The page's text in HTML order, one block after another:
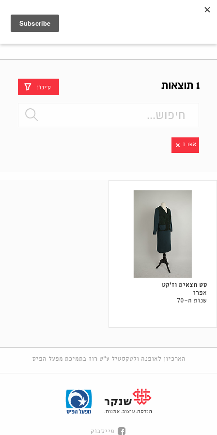
1 תוצאות סינון
אפרז
סט חצאית וז׳קט
אפרז
שנות ה-70
הארכיון לאופנה ולטקסטיל ע"ש רוז בתמיכת מפעל הפיס
פייסבוק